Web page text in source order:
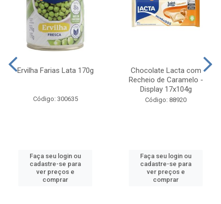
Ervilha Farias Lata 170g
Código: 300635
Faça seu login ou
cadastre-se para
ver preços e
comprar
Chocolate Lacta com
Recheio de Caramelo -
Display 17x104g
Código: 88920
Faça seu login ou
cadastre-se para
ver preços e
comprar